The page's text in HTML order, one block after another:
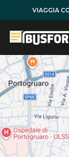
VIAGGIA